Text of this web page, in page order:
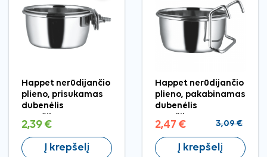
Happet nerūdijančio
plieno, prisukamas
dubenėlis
2,39 €
Į krepšelį
Happet nerūdijančio
plieno, pakabinamas
dubenėlis
2,47 € 3,09 €
Į krepšelį